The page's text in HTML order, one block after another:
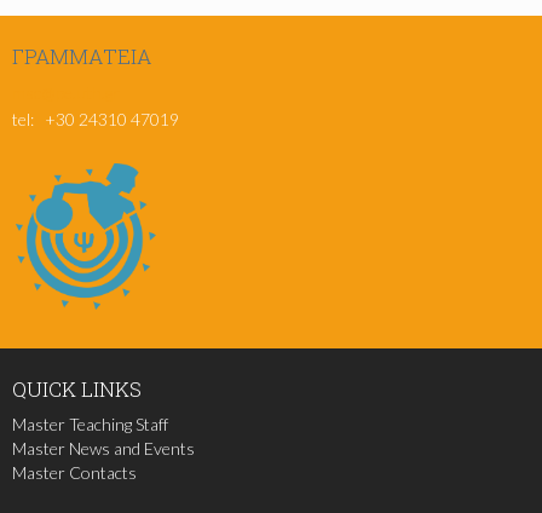
ΓΡΑΜΜΑΤΕΊΑ
tel: +30 24310 47019
QUICKLINKS
Master Teaching Staff
Master News and Events
Master Contacts